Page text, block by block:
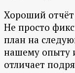
Хороший
Не просто
план на
нашему опыту
отличает